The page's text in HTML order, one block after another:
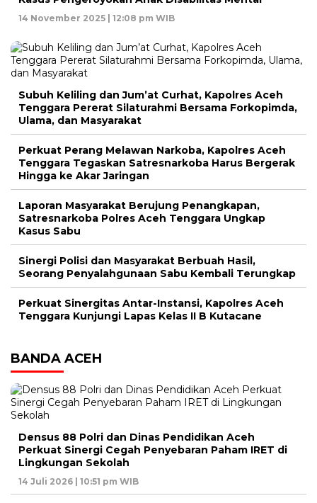
14 November 2025 | 12:08 pm WIB
Subuh Keliling dan Jum’at Curhat, Kapolres Aceh
Tenggara Pererat Silaturahmi Bersama Forkopimda,
Ulama, dan Masyarakat
Perkuat Perang Melawan Narkoba, Kapolres Aceh
Tenggara Tegaskan Satresnarkoba Harus Bergerak
Hingga ke Akar Jaringan
Laporan Masyarakat Berujung Penangkapan,
Satresnarkoba Polres Aceh Tenggara Ungkap
Kasus Sabu
Sinergi Polisi dan Masyarakat Berbuah Hasil,
Seorang Penyalahgunaan Sabu Kembali Terungkap
Perkuat Sinergitas Antar-Instansi, Kapolres Aceh
Tenggara Kunjungi Lapas Kelas II B Kutacane
BANDA ACEH
Densus 88 Polri dan Dinas Pendidikan Aceh
Perkuat Sinergi Cegah Penyebaran Paham IRET di
Lingkungan Sekolah
14 Juli 2026 | 10:51 pm WIB